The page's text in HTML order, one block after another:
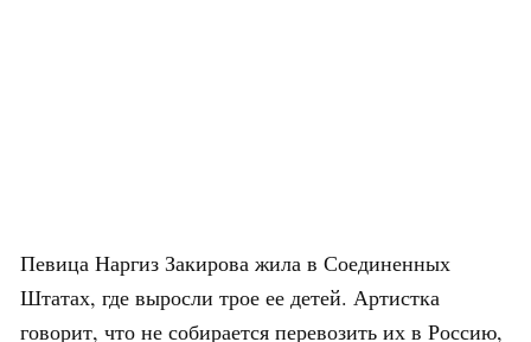
Певица Наргиз Закирова жила в Соединенных
Штатах, где выросли трое ее детей. Артистка
говорит, что не собирается перевозить их в Россию,